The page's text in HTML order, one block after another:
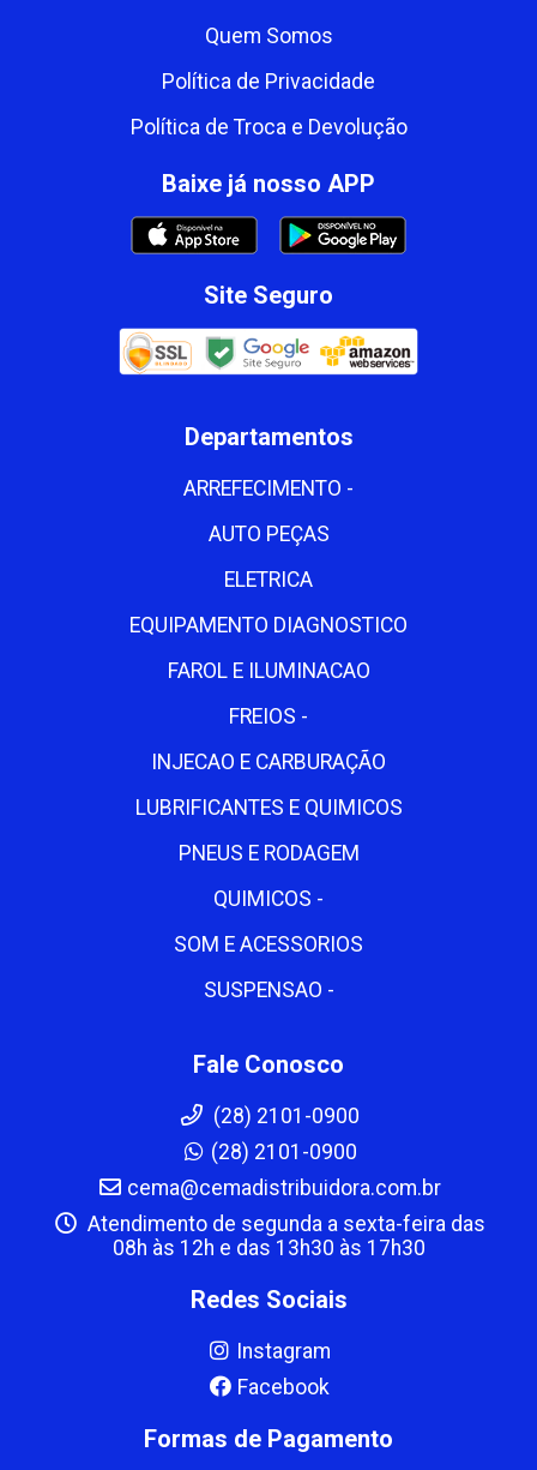
Quem Somos
Política de Privacidade
Política de Troca e Devolução
Baixe já nosso APP
Site Seguro
Departamentos
ARREFECIMENTO -
AUTO PEÇAS
ELETRICA
EQUIPAMENTO DIAGNOSTICO
FAROL E ILUMINACAO
FREIOS -
INJECAO E CARBURAÇÃO
LUBRIFICANTES E QUIMICOS
PNEUS E RODAGEM
QUIMICOS -
SOM E ACESSORIOS
SUSPENSAO -
Fale Conosco
(28) 2101-0900
(28) 2101-0900
cema@cemadistribuidora.com.br
Atendimento de segunda a sexta-feira das
08h às 12h e das 13h30 às 17h30
Redes Sociais
Instagram
Facebook
Formas de Pagamento